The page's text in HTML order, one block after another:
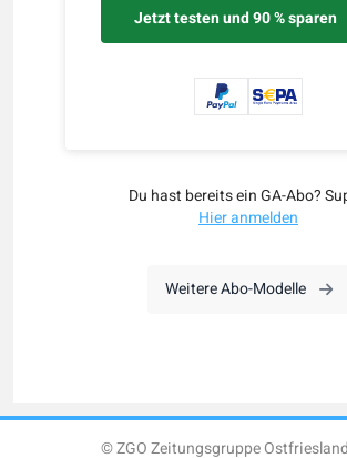
Jetzt testen und 90 % sparen
Du hast bereits ein GA-Abo?
Hier anmelden
Weitere Abo-Modelle
© ZGO Zeitungsgruppe